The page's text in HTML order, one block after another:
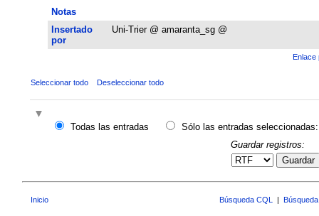
Notas
Insertado
por
Uni-Trier @ amaranta_sg @
Enlace
Seleccionar todo Deseleccionar todo
Todas las entradas
Sólo las entradas seleccionadas:
Guardar registros:
Guardar
Inicio Búsqueda CQL